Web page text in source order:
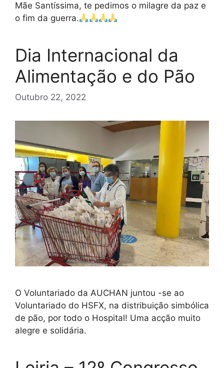
Mãe Santíssima, te pedimos o milagre da paz e
o fim da guerra.
Dia Internacional da
Alimentação e do Pão
Outubro 22, 2022
O Voluntariado da AUCHAN juntou -se ao
Voluntariado do HSFX, na distribuição simbólica
de pão, por todo o Hospital! Uma acção muito
alegre e solidária.